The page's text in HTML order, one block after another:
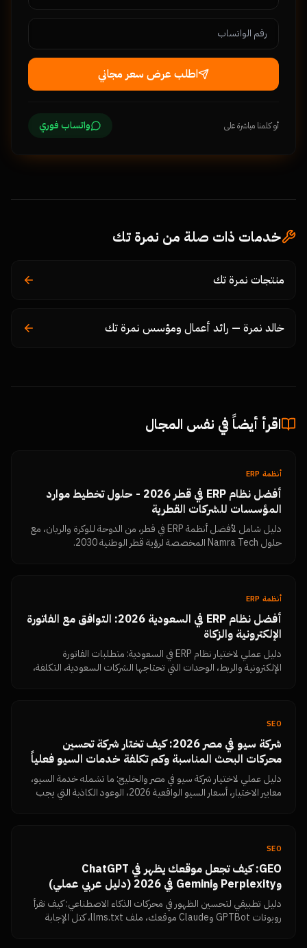
اطلب عرض سعر مجاني
أو كلمنا مباشرة على واتساب فوري
خدمات ذات صلة من نمرة تك
منتجات نمرة تك
خالد نمرة — رائد أعمال ومؤسس نمرة تك
اقرأ أيضاً في نفس المجال
أنظمة ERP
أفضل نظام ERP في قطر 2026 - حلول تخطيط موارد
المؤسسات للشركات القطرية
دليل شامل لأفضل أنظمة ERP في قطر، من الدوحة للوكرة والريان، مع
حلول Namra Tech المخصصة لرؤية قطر الوطنية 2030.
أنظمة ERP
أفضل نظام ERP في السعودية 2026: التوافق مع الفاتورة
الإلكترونية والزكاة
دليل عملي لاختيار نظام ERP في السعودية: متطلبات الفاتورة
الإلكترونية والربط، الوحدات التي تحتاجها الشركات السعودية، التكلفة،
SEO
شركة سيو في مصر 2026: كيف تختار شركة تحسين
محركات البحث المناسبة وكم تكلفة خدمات السيو فعلياً
دليل عملي لاختيار شركة سيو في مصر والخليج: ما تشمله خدمة السيو،
معايير الاختيار، أسعار السيو الواقعية 2026، الوعود الكاذبة التي يجب
SEO
GEO: كيف تجعل موقعك يظهر في ChatGPT
وPerplexity وGemini في 2026 (دليل عربي عملي)
دليل تطبيقي لتحسين الظهور في محركات الذكاء الاصطناعي: كيف تقرأ
روبوتات GPTBot وClaude موقعك، ملف llms.txt، كتل الإجابة